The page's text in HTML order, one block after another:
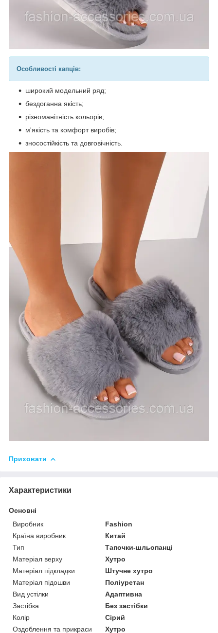
Особливості капців:
широкий модельний ряд;
бездоганна якість;
різноманітність кольорів;
м'якість та комфорт виробів;
зносостійкість та довговічність.
Приховати
Характеристики
Основні
Виробник
Fashion
Країна виробник
Китай
Тип
Тапочки-шльопанці
Матеріал верху
Хутро
Матеріал підкладки
Штучне хутро
Матеріал підошви
Поліуретан
Вид устілки
Адаптивна
Застібка
Без застібки
Колір
Сірий
Оздоблення та прикраси
Хутро